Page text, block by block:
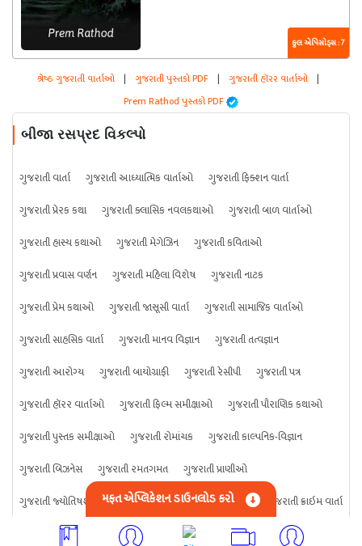
કુલ એપિસોડ્સ : 7
શ્રેષ્ઠ ગુજરાતી વાર્તાઓ | ગુજરાતી પુસ્તકો PDF | ગુજરાતી હૉરર વાર્તાઓ |
Prem Rathod પુસ્તકો PDF
બીજા રસપ્રદ વિકલ્પો
ગુજરાતી વાર્તા ગુજરાતી આધ્યાત્મિક વાર્તાઓ
ગુજરાતી ફિક્શન વાર્તા
ગુજરાતી પ્રેરક કથા
ગુજરાતી ક્લાસિક નવલકથાઓ
ગુજરાતી બાળ વાર્તાઓ
ગુજરાતી હાસ્ય કથાઓ
ગુજરાતી મેગેઝિન
ગુજરાતી કવિતાઓ
ગુજરાતી પ્રવાસ વર્ણન
ગુજરાતી મહિલા વિશેષ
ગુજરાતી નાટક
ગુજરાતી પ્રેમ કથાઓ
ગુજરાતી જાસૂસી વાર્તા
ગુજરાતી સામાજિક વાર્તાઓ
ગુજરાતી સાહસિક વાર્તા
ગુજરાતી માનવ વિજ્ઞાન
ગુજરાતી તત્વજ્ઞાન
ગુજરાતી આરોગ્ય
ગુજરાતી બાયોગ્રાફી ગુજરાતી રેસીપી
ગુજરાતી પત્ર
ગુજરાતી હૉરર વાર્તાઓ
ગુજરાતી ફિલ્મ સમીક્ષાઓ
ગુજરાતી પૌરાણિક કથાઓ
ગુજરાતી પુસ્તક સમીક્ષાઓ
ગુજરાતી રોમાંચક
ગુજરાતી કાલ્પનિક-વિજ્ઞાન
ગુજરાતી બિઝનેસ
ગુજરાતી રમતગમત
ગુજરાતી પ્રાણીઓ
ગુજરાતી જ્યોતિષશાસ્ત્ર
ગુજરાતી વિજ્ઞાન ગુજરાતી કંઈપણ ગુજરાતી ક્રાઇમ વાર્તા
મફત એપ્લિકેશન ડાઉનલોડ કરો